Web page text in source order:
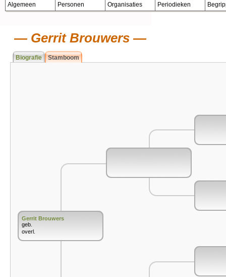
Algemeen Personen Organisaties Periodieken
Gerrit Brouwers
Biografie Stamboom
Gerrit Brouwers
geb.
overl.